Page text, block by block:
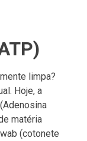
limpa?
Hoje, a
matéria
(cotonete